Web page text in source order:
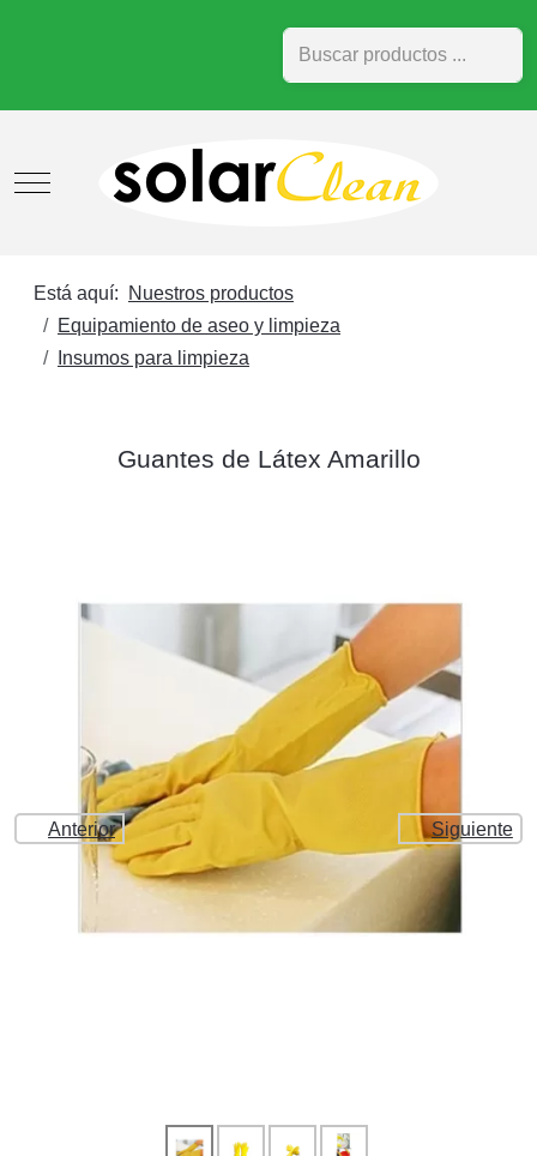
Buscar
Mobile Menu Toggle
Está aquí:
Nuestros productos
Equipamiento de aseo y limpieza
Insumos para limpieza
Guantes de Látex Amarillo
Anterior Siguiente